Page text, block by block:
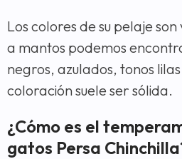
Los colores de su pelaje
a mantos podemos
negros, azulados, tonos
coloración suele ser sólida.
¿Cómo es el
gatos Persa